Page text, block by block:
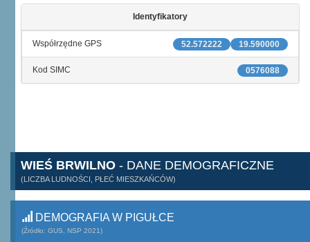
Identyfikatory
19.590000
52.572222
Współrzędne GPS
0576088
Kod SIMC
WIEŚ BRWILNO - DANE DEMOGRAFICZNE
(LICZBA LUDNOŚCI, PŁEĆ MIESZKAŃCÓW)
DEMOGRAFIA W PIGUŁCE
(Źródło: GUS, NSP 2021)